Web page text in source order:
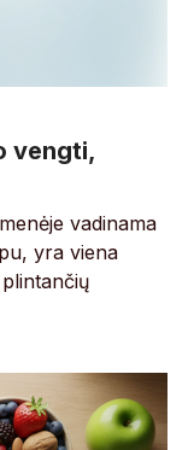
vengti,
vadinama
yra viena